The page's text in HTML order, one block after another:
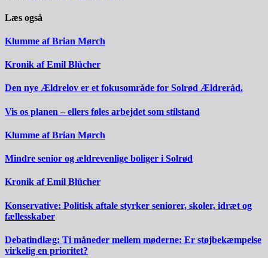
Læs også
Klumme af Brian Mørch
Kronik af Emil Blücher
Den nye Ældrelov er et fokusområde for Solrød Ældreråd.
Vis os planen – ellers føles arbejdet som stilstand
Klumme af Brian Mørch
Mindre senior og ældrevenlige boliger i Solrød
Kronik af Emil Blücher
Konservative: Politisk aftale styrker seniorer, skoler, idræt og
fællesskaber
Debatindlæg: Ti måneder mellem møderne: Er støjbekæmpelse
virkelig en prioritet?